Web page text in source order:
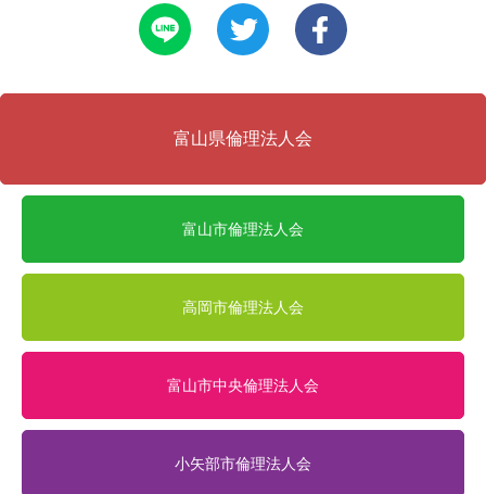
富山県倫理法人会
富山市倫理法人会
高岡市倫理法人会
富山市中央倫理法人会
小矢部市倫理法人会